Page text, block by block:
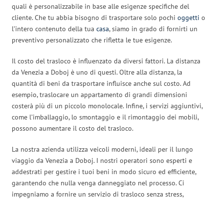
quali è personalizzabile in base alle esigenze specifiche del
cliente. Che tu abbia bisogno di trasportare solo pochi oggetti o
l’intero contenuto della tua casa, siamo in grado di fornirti un
preventivo personalizzato che rifletta le tue esigenze.
Il costo del trasloco è influenzato da diversi fattori. La distanza
da Venezia a Doboj è uno di questi. Oltre alla distanza, la
quantità di beni da trasportare influisce anche sul costo. Ad
esempio, traslocare un appartamento di grandi dimensioni
costerà più di un piccolo monolocale. Infine, i servizi aggiuntivi,
come l’imballaggio, lo smontaggio e il rimontaggio dei mobili,
possono aumentare il costo del trasloco.
La nostra azienda utilizza veicoli moderni, ideali per il lungo
viaggio da Venezia a Doboj. I nostri operatori sono esperti e
addestrati per gestire i tuoi beni in modo sicuro ed efficiente,
garantendo che nulla venga danneggiato nel processo. Ci
impegniamo a fornire un servizio di trasloco senza stress,